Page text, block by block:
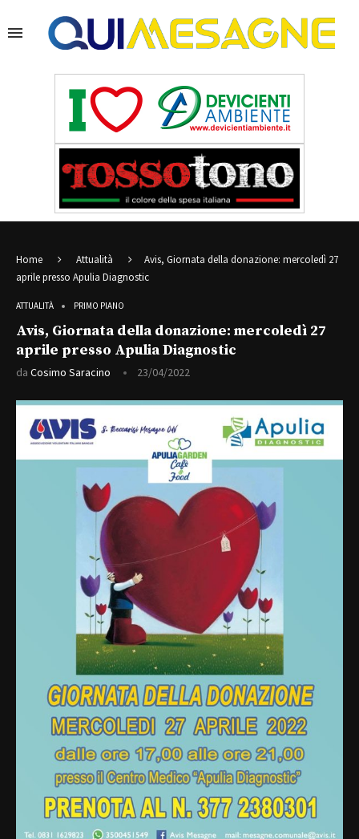
Home Attualità
Avis, Giornata della donazione: mercoledì 27
aprile presso Apulia Diagnostic
ATTUALITÀ PRIMO PIANO
Avis, Giornata della donazione: mercoledì 27
aprile presso Apulia Diagnostic
da Cosimo Saracino 23/04/2022